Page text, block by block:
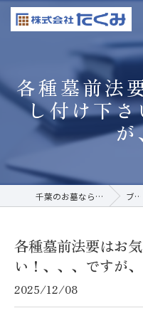
各種墓前法
し付け下
が
千葉のお墓なら株式会社たくみ ブログ
各種墓前法要はお
い！、、、ですが、
2025/12/08